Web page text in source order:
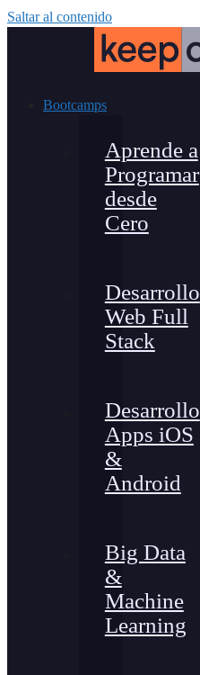
Saltar al contenido
Bootcamps
Aprende a
Programar
desde
Cero
Desarrollo
Web Full
Stack
Desarrollo
Apps iOS
&
Android
Big Data
&
Machine
Learning